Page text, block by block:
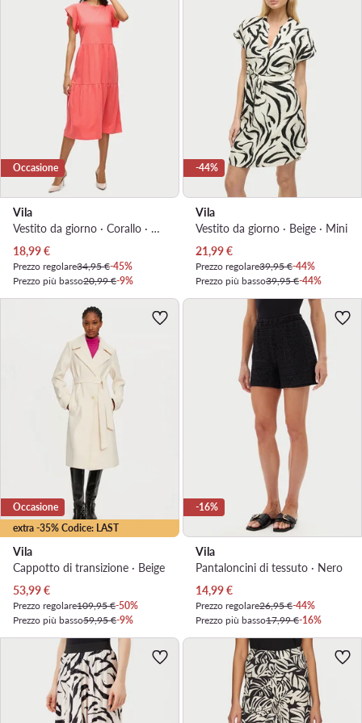
Occasione
Vila
Vestito da giorno · Corallo · Midi
Prezzo attuale
18,99€
Prezzo regolare34,95 €-45%
Prezzo più basso20,99 €-9%
-44%
Vila
Vestito da giorno · Beige · Mini
Prezzo attuale
21,99€
Prezzo regolare39,95 €-44%
Prezzo più basso39,95 €-44%
extra -35% Codice: LAST
Occasione
Vila
Cappotto di transizione · Beige
Prezzo attuale
53,99€
Prezzo regolare109,95 €-50%
Prezzo più basso59,95 €-9%
-16%
Vila
Pantaloncini di tessuto · Nero
Prezzo attuale
14,99€
Prezzo regolare26,95 €-44%
Prezzo più basso17,99 €-16%